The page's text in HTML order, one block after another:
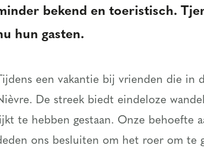
bekend en toeristisch.
hun gasten.
een vakantie bij vrienden die in
De streek biedt eindeloze
te hebben gestaan. Onze behoefte
ons besluiten om het roer om te